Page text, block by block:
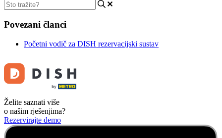
Povezani članci
Početni vodič za DISH rezervacijski sustav
Želite saznati više
o našim rješenjima?
Rezervirajte demo